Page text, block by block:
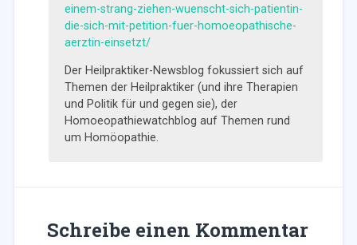
einem-strang-ziehen-wuenscht-sich-patientin-
die-sich-mit-petition-fuer-homoeopathische-
aerztin-einsetzt/
Der Heilpraktiker-Newsblog fokussiert sich auf
Themen der Heilpraktiker (und ihre Therapien
und Politik für und gegen sie), der
Homoeopathiewatchblog auf Themen rund
um Homöopathie.
Schreibe einen Kommentar